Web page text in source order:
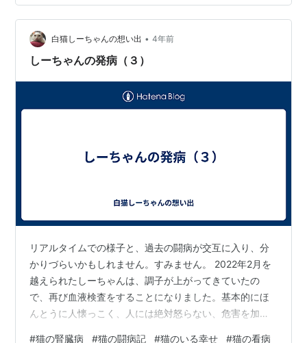
ぁ、読んだ所で好きなのは、推理小説やファンタジー、
あとは時代小説なんかですが。小野不由美さん（十二国
記）や宮部みゆきさん（特に時代小説）、東野圭吾さん
なんかの王道が好きです。今年は少しジャンルを広げて
白猫しーちゃんの想い出 • 4年前
しーちゃんの発病（３）
リアルタイムでの様子と、過去の闘病が交互に入り、分
かりづらいかもしれません。すみません。 2022年2月を
越えられたしーちゃんは、調子が上がってきていたの
で、再び血液検査をすることになりました。基本的にほ
んとうに人懐っこく、人には絶対怒らない、危害を加え
#猫の腎臓病 #猫の闘病記 #猫のいる幸せ #猫の看病